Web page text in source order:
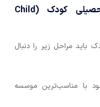
کودک (Child
باید مراحل زیر را دنبال
با مناسب‌ترین موسسه